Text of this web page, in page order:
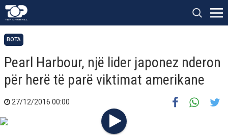
BOTA
Pearl Harbour, një lider japonez nderon
për herë të parë viktimat amerikane
27/12/2016 00:00